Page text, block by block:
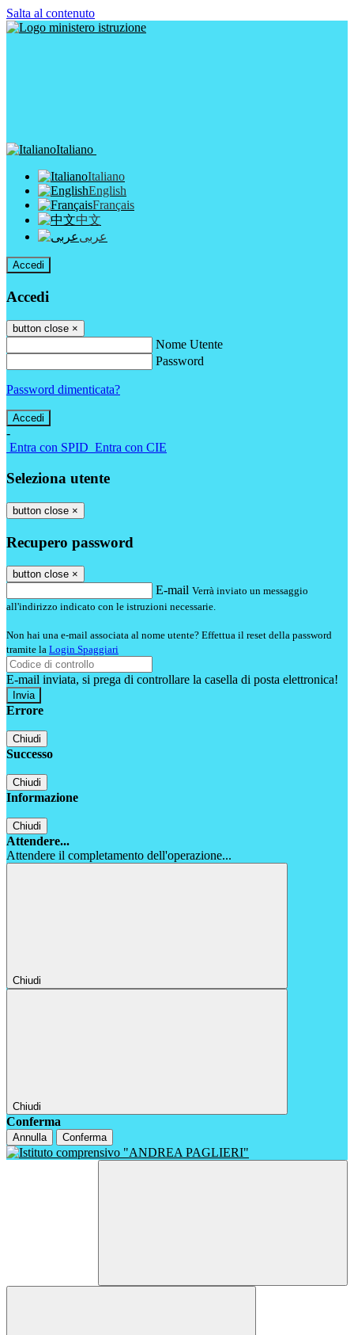
Salta al contenuto
Italiano
Italiano
English
Français
中文
عربى
Accedi
Accedi
button close ×
Nome Utente
Password
Password dimenticata?
-
Entra con SPID Entra con CIE
Seleziona utente
button close ×
Recupero password
button close ×
E-mail Verrà inviato un messaggio
all'indirizzo indicato con le istruzioni necessarie.
Non hai una e-mail associata al nome utente? Effettua il reset della password
tramite la Login Spaggiari
E-mail inviata, si prega di controllare la casella di posta elettronica!
Errore
Chiudi
Successo
Chiudi
Informazione
Chiudi
Attendere...
Attendere il completamento dell'operazione...
Chiudi
Chiudi
Conferma
Annulla Conferma